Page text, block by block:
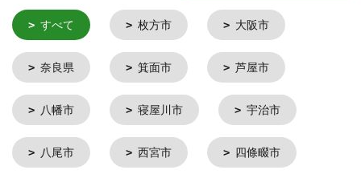
すべて 枚方市 大阪市
奈良県 箕面市 芦屋市
八幡市 寝屋川市 宇治市
八尾市 西宮市 四條畷市